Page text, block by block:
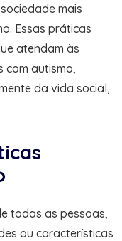
mais
Essas práticas
atendam às
com autismo,
da vida social,
todas as pessoas,
ou características